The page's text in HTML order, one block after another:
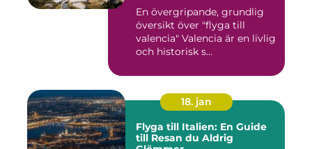
En övergripande, grundlig
översikt över "flyga till
valencia" Valencia är en livlig
och historisk s...
18. jan
Flyga till Italien: En Guide
till Resan du Aldrig